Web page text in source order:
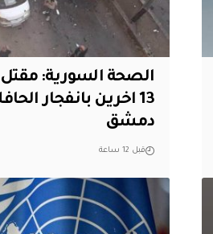
الصحة السورية:
13 اخرين بانفجار
دمشق
قبل 12 ساعة